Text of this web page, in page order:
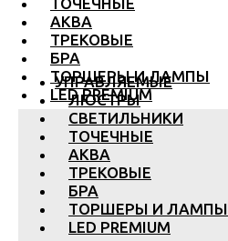
АКВА
ТРЕКОВЫЕ
БРА
ТОРШЕРЫ И ЛАМПЫ
LED PREMIUM
УПРАВЛЯЕМЫЕ
ЛЮСТРЫ
СВЕТИЛЬНИКИ
ТОЧЕЧНЫЕ
АКВА
ТРЕКОВЫЕ
БРА
ТОРШЕРЫ И ЛАМПЫ
LED PREMIUM